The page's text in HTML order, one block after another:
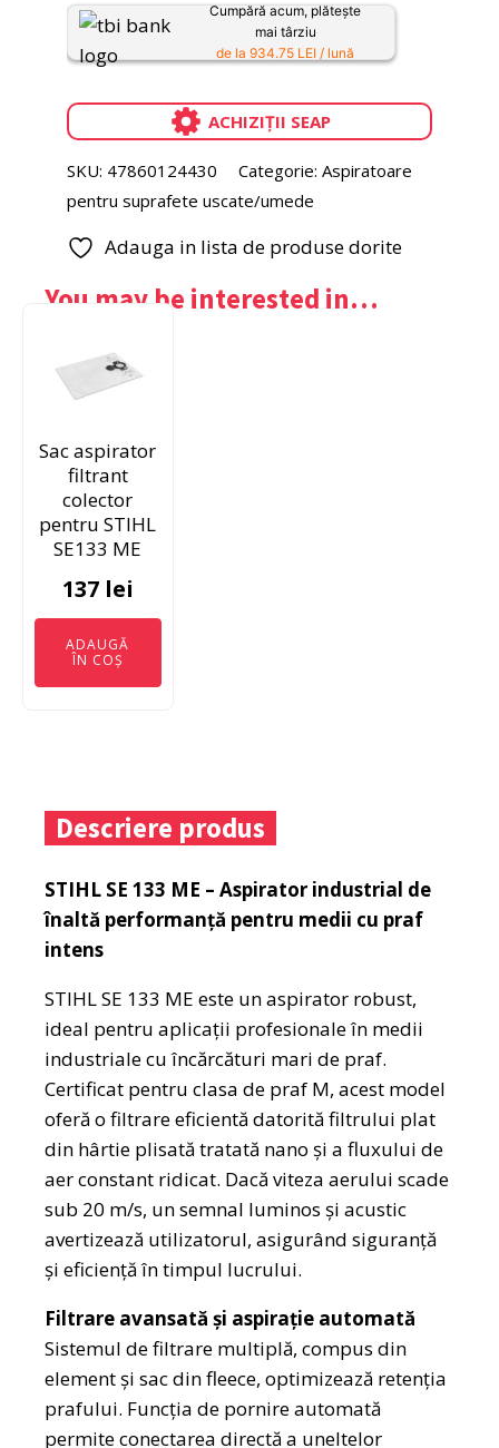
SE
133
ME
Cumpără acum, plătește
mai târziu
de la 934.75 LEI / lună
ACHIZIȚII SEAP
SKU: 47860124430 Categorie: Aspiratoare
pentru suprafete uscate/umede
Adauga in lista de produse dorite
You may be interested in…
Sac aspirator
filtrant
colector
pentru STIHL
SE133 ME
137 lei
ADAUGĂ
ÎN COȘ
Descriere produs
STIHL SE 133 ME – Aspirator industrial de
înaltă performanță pentru medii cu praf
intens
STIHL SE 133 ME este un aspirator robust,
ideal pentru aplicații profesionale în medii
industriale cu încărcături mari de praf.
Certificat pentru clasa de praf M, acest model
oferă o filtrare eficientă datorită filtrului plat
din hârtie plisată tratată nano și a fluxului de
aer constant ridicat. Dacă viteza aerului scade
sub 20 m/s, un semnal luminos și acustic
avertizează utilizatorul, asigurând siguranță
și eficiență în timpul lucrului.
Filtrare avansată și aspirație automată
Sistemul de filtrare multiplă, compus din
element și sac din fleece, optimizează retenția
prafului. Funcția de pornire automată
permite conectarea directă a uneltelor